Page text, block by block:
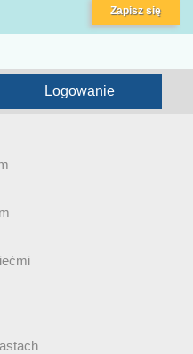
Zapisz się
Logowanie